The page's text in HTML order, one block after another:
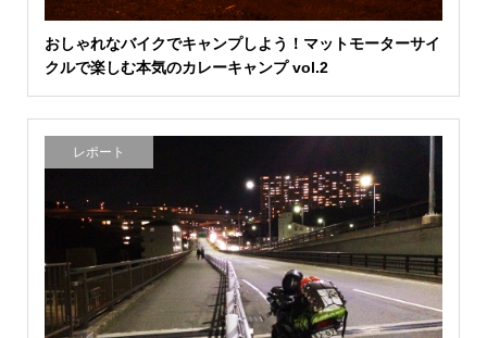
おしゃれなバイクでキャンプしよう！マットモーターサイ
クルで楽しむ本気のカレーキャンプ vol.2
レポート